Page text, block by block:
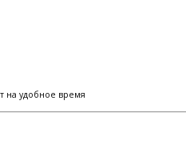
на удобное время